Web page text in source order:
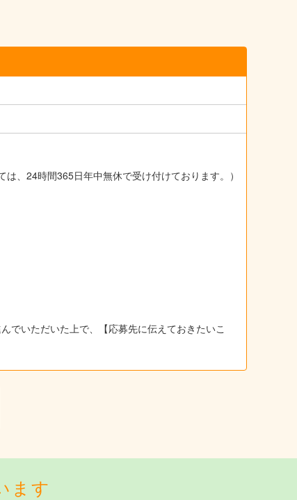
、24時間365日年中無休で受け付けております。）
でいただいた上で、【応募先に伝えておきたいこ
ます